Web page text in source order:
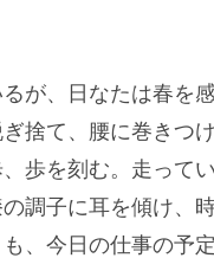
が、日なたは春を
捨て、腰に巻きつ
歩を刻む。走って
調子に耳を傾け、
、今日の仕事の予